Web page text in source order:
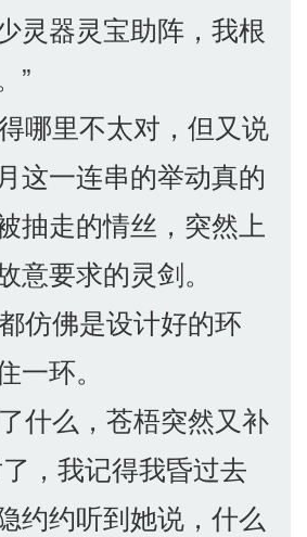
灵器灵宝助阵，我根
”
哪里不太对，但又说
这一连串的举动真的
抽走的情丝，突然上
意要求的灵剑。
仿佛是设计好的环
一环。
什么，苍梧突然又补
，我记得我昏过去
约约听到她说，什么